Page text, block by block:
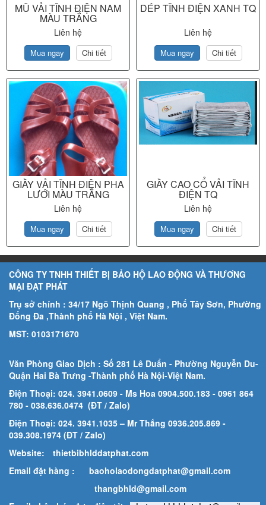
MŨ VẢI TĨNH ĐIỆN NAM
MÀU TRẮNG
Liên hệ
Mua ngay Chi tiết
DÉP TĨNH ĐIỆN XANH TQ
Liên hệ
Mua ngay Chi tiết
GIẦY VẢI TĨNH ĐIỆN PHA
LƯỚI MÀU TRẮNG
Liên hệ
Mua ngay Chi tiết
GIẦY CAO CỔ VẢI TĨNH
ĐIỆN TQ
Liên hệ
Mua ngay Chi tiết
CÔNG TY TNHH THIẾT BỊ BẢO HỘ LAO ĐỘNG VÀ THƯƠNG
MẠI ĐẠT PHÁT
Trụ sở chính : 34/17 Ngõ Thịnh Quang , Phố Tây Sơn, Phường
Đống Đa ,Thành phố Hà Nội , Việt Nam.
MST: 0103171670
Văn Phòng Giao Dịch : Số 281 Lê Duẩn - Phường Nguyễn Du-
Quận Hai Bà Trưng -Thành phố Hà Nội-Việt Nam.
Điện Thoại: 024. 3941.0609 - Ms Hoa 0904.500.183 - 0961 864
780 - 038.636.0474 (ĐT / Zalo)
Điện Thoại: 024. 3941.1035 – Mr Thắng 0936.205.869 -
039.308.1974 (ĐT / Zalo)
Website:
thietbibhlddatphat.com
Email đặt hàng : baoholaodongdatphat@gmail.com
thangbhld@gmail.com